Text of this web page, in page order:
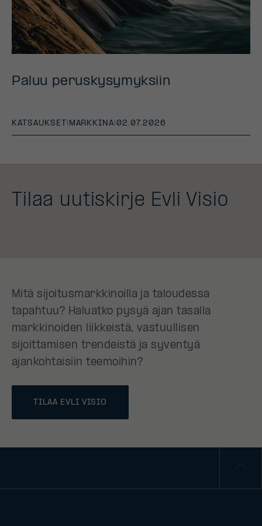
Paluu peruskysymyksiin
KATSAUKSET MARKKINA |02.07.2026
Tilaa uutiskirje Evli Visio
Mitä sijoitusmarkkinoilla ja taloudessa
tapahtuu? Haluatko pysyä ajan tasalla
markkinoiden liikkeistä, vastuullisen
sijoittamisen trendeistä ja syventyä
ajankohtaisiin teemoihin?
TILAA EVLI VISIO